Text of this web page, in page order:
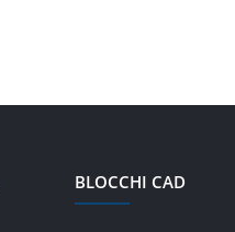
BLOCCHI CAD